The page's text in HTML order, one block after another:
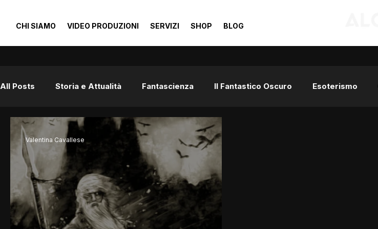
CHI SIAMO VIDEO PRODUZIONI SERVIZI SHOP BLOG
All Posts Storia e Attualità Fantascienza Il Fantastico Oscuro Esoterismo
Valentina Cavallese